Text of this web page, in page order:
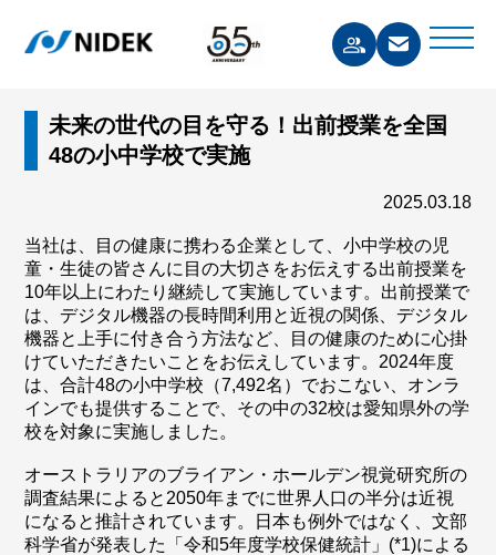
未来の世代の目を守る！出前授業を全国
48の小中学校で実施
2025.03.18
当社は、目の健康に携わる企業として、小中学校の児
童・生徒の皆さんに目の大切さをお伝えする出前授業を
10年以上にわたり継続して実施しています。出前授業で
は、デジタル機器の長時間利用と近視の関係、デジタル
機器と上手に付き合う方法など、目の健康のために心掛
けていただきたいことをお伝えしています。2024年度
は、合計48の小中学校（7,492名）でおこない、オンラ
インでも提供することで、その中の32校は愛知県外の学
校を対象に実施しました。
オーストラリアのブライアン・ホールデン視覚研究所の
調査結果によると2050年までに世界人口の半分は近視
になると推計されています。日本も例外ではなく、文部
科学省が発表した「令和5年度学校保健統計」(*1)による